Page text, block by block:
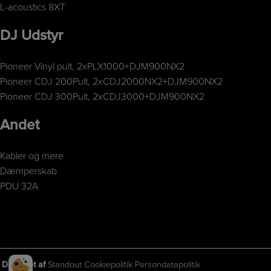
L-acoustics 8XT
DJ Udstyr
Pioneer Vinyl pult, 2xPLX1000+DJM900NX2
Pioneer CDJ 200Pult, 2xCDJ2000NX2+DJM900NX2
Pioneer CDJ 300Pult, 2xCDJ3000+DJM900NX2
Andet
Kabler og mere
Dæmperskab
PDU 32A
Designet afStandout Cookiepolitik Persondatapolitik